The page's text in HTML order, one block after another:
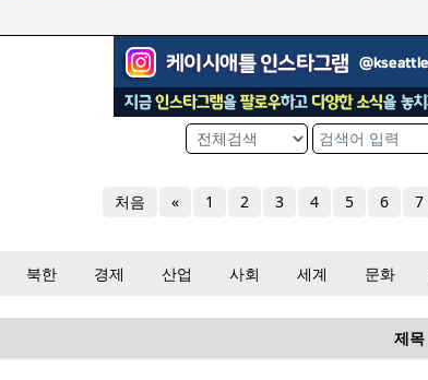
처음 « 1 2 3 4 5 6 7
북한 경제 산업 사회 세계 문화
제목